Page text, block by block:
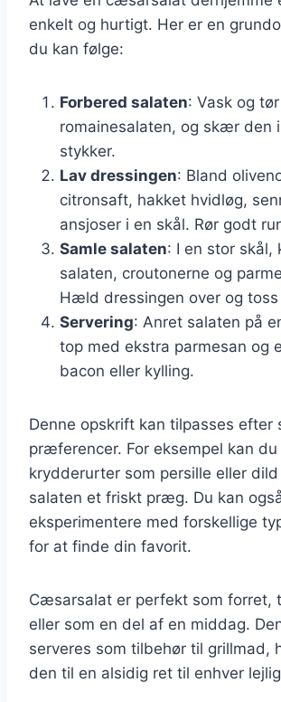
enkelt og hurtigt. Her er en
du kan følge:
Forbered salaten: Vask og tør
romainesalaten, og skær den
stykker.
Lav dressingen: Bland
citronsaft, hakket hvidløg,
ansjoser i en skål. Rør godt
Samle salaten: I en stor skål,
salaten, croutonerne og
Hæld dressingen over og
Servering: Anret salaten på
top med ekstra parmesan og
bacon eller kylling.
Denne opskrift kan tilpasses efter
præferencer. For eksempel kan
krydderurter som persille eller
salaten et friskt præg. Du kan
eksperimentere med forskellige
for at finde din favorit.
Cæsarsalat er perfekt som forret,
eller som en del af en middag.
serveres som tilbehør til grillmad,
den til en alsidig ret til enhver